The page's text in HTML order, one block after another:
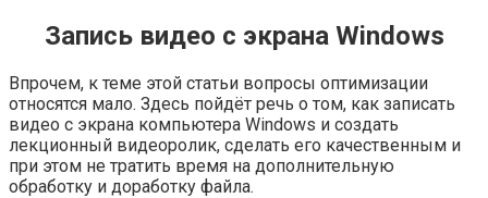
Запись видео с экрана Windows
Впрочем, к теме этой статьи вопросы оптимизации
относятся мало. Здесь пойдёт речь о том, как записать
видео с экрана компьютера Windows и создать
лекционный видеоролик, сделать его качественным и
при этом не тратить время на дополнительную
обработку и доработку файла.